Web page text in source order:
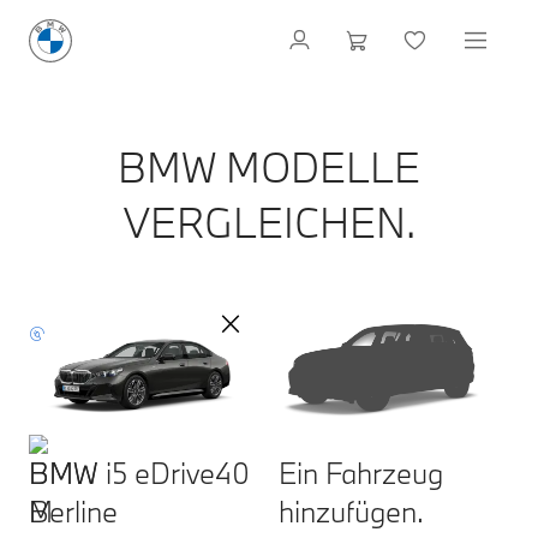
BMW MODELLE
VERGLEICHEN.
BMW i5 eDrive40
Berline
Ein Fahrzeug
hinzufügen.